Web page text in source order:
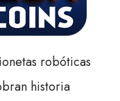
robóticas
historia